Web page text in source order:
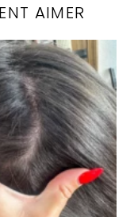
AIMER